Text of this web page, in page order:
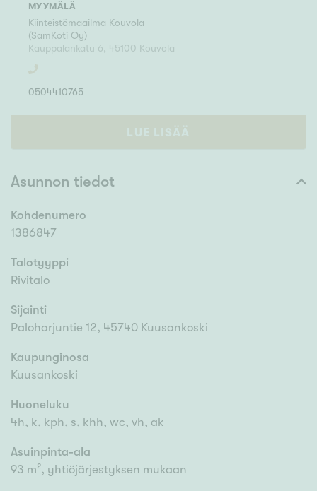
MYYMÄLÄ
Kiinteistömaailma Kouvola
(SamKoti Oy)
Kauppalankatu 6, 45100 Kouvola
0504410765
LUE LISÄÄ
Asunnon tiedot
Kohdenumero
1386847
Talotyyppi
Rivitalo
Sijainti
Paloharjuntie 12, 45740 Kuusankoski
Kaupunginosa
Kuusankoski
Huoneluku
4h, k, kph, s, khh, wc, vh, ak
Asuinpinta-ala
93 m², yhtiöjärjestyksen mukaan